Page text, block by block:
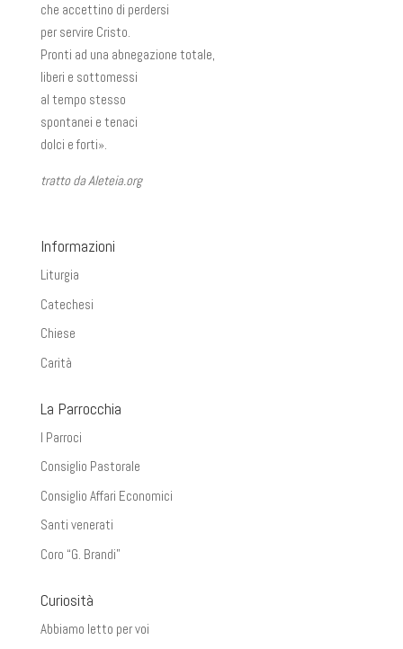
che accettino di perdersi
per servire Cristo.
Pronti ad una abnegazione totale,
liberi e sottomessi
al tempo stesso
spontanei e tenaci
dolci e forti».
tratto da Aleteia.org
Informazioni
Liturgia
Catechesi
Chiese
Carità
La Parrocchia
I Parroci
Consiglio Pastorale
Consiglio Affari Economici
Santi venerati
Coro “G. Brandi”
Curiosità
Abbiamo letto per voi